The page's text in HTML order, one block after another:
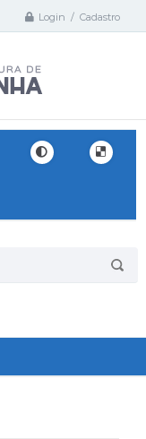
Login / Cadastro